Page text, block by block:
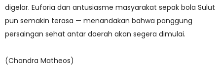
digelar. Euforia dan antusiasme masyarakat sepak bola Sulut
pun semakin terasa — menandakan bahwa panggung
persaingan sehat antar daerah akan segera dimulai.
(Chandra Matheos)